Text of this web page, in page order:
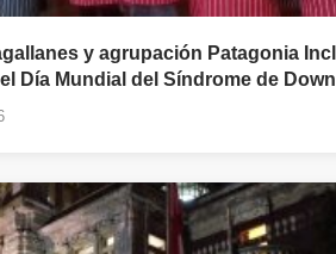
y agrupación Patagonia
Día Mundial del Síndrome de Down